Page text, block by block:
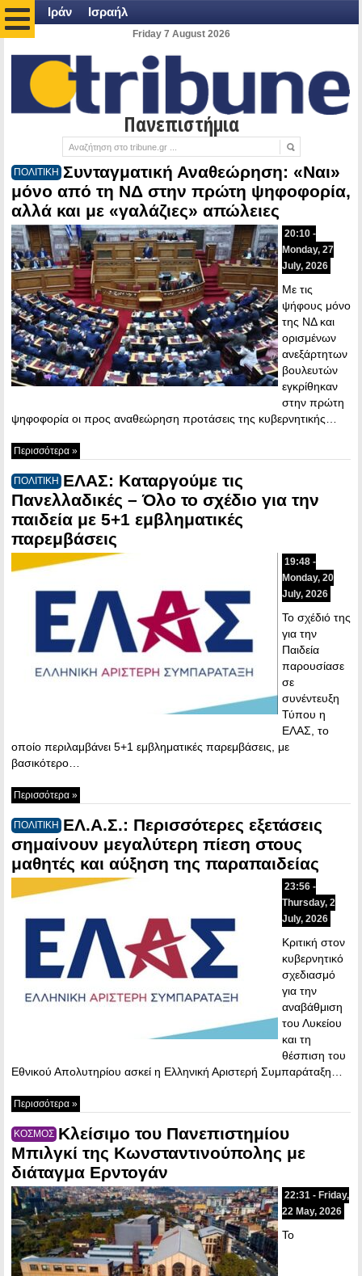
Ιράν Ισραήλ
Friday 7 August 2026
Πανεπιστήμια
ΠΟΛΙΤΙΚΗ Συνταγματική Αναθεώρηση: «Ναι»
μόνο από τη ΝΔ στην πρώτη ψηφοφορία,
αλλά και με «γαλάζιες» απώλειες
20:10 -
Monday, 27
July, 2026
Με τις
ψήφους μόνο
της ΝΔ και
ορισμένων
ανεξάρτητων
βουλευτών
εγκρίθηκαν
στην πρώτη
ψηφοφορία οι προς αναθεώρηση προτάσεις της κυβερνητικής…
Περισσότερα »
ΠΟΛΙΤΙΚΗ ΕΛΑΣ: Καταργούμε τις
Πανελλαδικές – Όλο το σχέδιο για την
παιδεία με 5+1 εμβληματικές
παρεμβάσεις
19:48 -
Monday, 20
July, 2026
Το σχέδιό της
για την
Παιδεία
παρουσίασε
σε
συνέντευξη
Τύπου η
ΕΛΑΣ, το
οποίο περιλαμβάνει 5+1 εμβληματικές παρεμβάσεις, με
βασικότερο…
Περισσότερα »
ΠΟΛΙΤΙΚΗ ΕΛ.Α.Σ.: Περισσότερες εξετάσεις
σημαίνουν μεγαλύτερη πίεση στους
μαθητές και αύξηση της παραπαιδείας
23:56 -
Thursday, 2
July, 2026
Κριτική στον
κυβερνητικό
σχεδιασμό
για την
αναβάθμιση
του Λυκείου
και τη
θέσπιση του
Εθνικού Απολυτηρίου ασκεί η Ελληνική Αριστερή Συμπαράταξη…
Περισσότερα »
ΚΟΣΜΟΣ Κλείσιμο του Πανεπιστημίου
Μπιλγκί της Κωνσταντινούπολης με
διάταγμα Ερντογάν
22:31 - Friday,
22 May, 2026
Το